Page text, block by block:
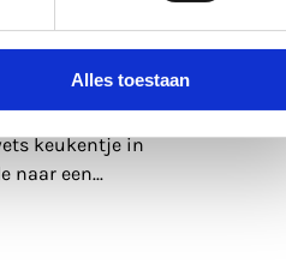
Alles toestaan
keukentje in
naar een...